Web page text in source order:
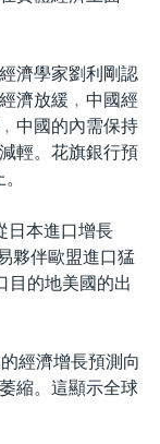
濟學家劉利剛認
濟放緩﹐中國經
中國的內需保持
輕。花旗銀行預
日本進口增長
夥伴歐盟進口猛
目的地美國的出
經濟增長預測向
縮。這顯示全球